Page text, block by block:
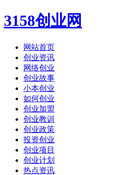
3158创业网
网站首页
创业资讯
网络创业
创业故事
小本创业
如何创业
创业加盟
创业教训
创业政策
投资创业
创业项目
创业计划
热点资讯